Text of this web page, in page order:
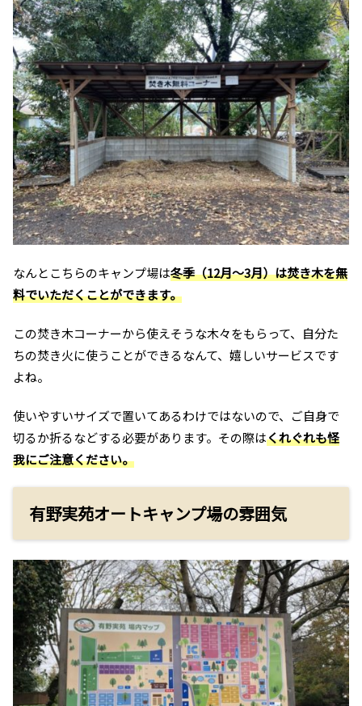
なんとこちらのキャンプ場は冬季（12月～3月）は焚き木を無
料でいただくことができます。
この焚き木コーナーから使えそうな木々をもらって、自分た
ちの焚き火に使うことができるなんて、嬉しいサービスです
よね。
使いやすいサイズで置いてあるわけではないので、ご自身で
切るか折るなどする必要があります。その際はくれぐれも怪
我にご注意ください。
有野実苑オートキャンプ場の雰囲気